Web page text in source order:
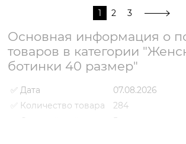
1 2 3
Основная информация о
товаров в категории
ботинки 40 размер"
✅ Дата
07.08.2026
✅ Количество товара
284
✅ Средний рейтинг
5